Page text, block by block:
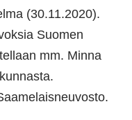
(30.11.2020).
Suomen
mm. Minna